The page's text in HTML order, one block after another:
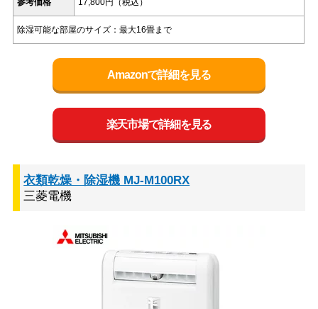
参考価格 17,800円（税込）
除湿可能な部屋のサイズ：最大16畳まで
Amazonで詳細を見る
楽天市場で詳細を見る
衣類乾燥・除湿機 MJ-M100RX
三菱電機